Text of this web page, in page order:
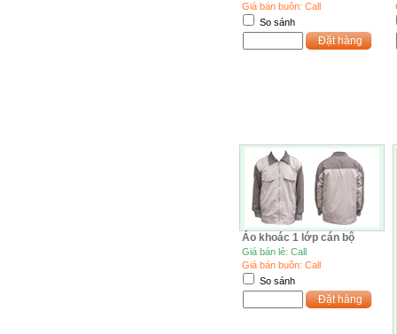
Giá bán buôn: Call
So sánh
Đặt hàng
Áo khoác 1 lớp cán bộ
Giá bán lẻ: Call
Giá bán buôn: Call
So sánh
Đặt hàng